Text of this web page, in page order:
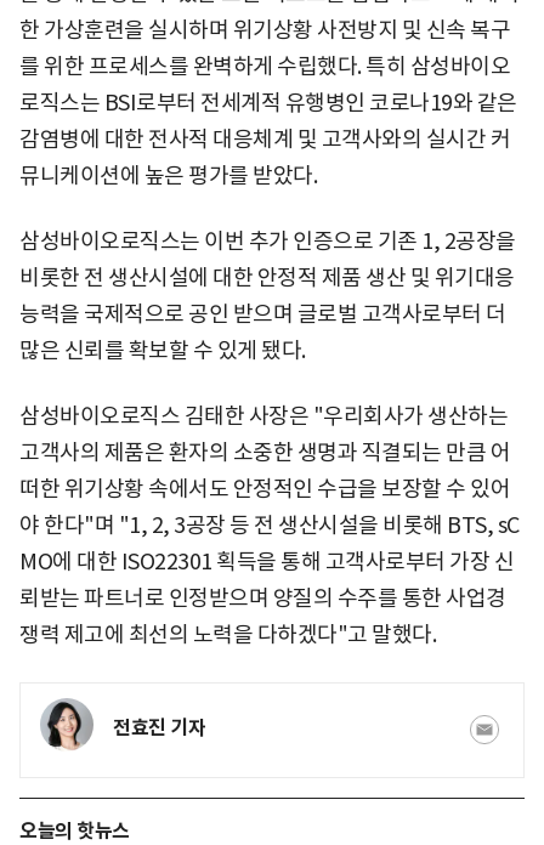
한 가상훈련을 실시하며 위기상황 사전방지 및 신속 복구
를 위한 프로세스를 완벽하게 수립했다. 특히 삼성바이오
로직스는 BSI로부터 전세계적 유행병인 코로나19와 같은
감염병에 대한 전사적 대응체계 및 고객사와의 실시간 커
뮤니케이션에 높은 평가를 받았다.
삼성바이오로직스는 이번 추가 인증으로 기존 1, 2공장을
비롯한 전 생산시설에 대한 안정적 제품 생산 및 위기대응
능력을 국제적으로 공인 받으며 글로벌 고객사로부터 더
많은 신뢰를 확보할 수 있게 됐다.
삼성바이오로직스 김태한 사장은 "우리회사가 생산하는
고객사의 제품은 환자의 소중한 생명과 직결되는 만큼 어
떠한 위기상황 속에서도 안정적인 수급을 보장할 수 있어
야 한다"며 "1, 2, 3공장 등 전 생산시설을 비롯해 BTS, sC
MO에 대한 ISO22301 획득을 통해 고객사로부터 가장 신
뢰받는 파트너로 인정받으며 양질의 수주를 통한 사업경
쟁력 제고에 최선의 노력을 다하겠다"고 말했다.
전효진 기자
오늘의 핫뉴스